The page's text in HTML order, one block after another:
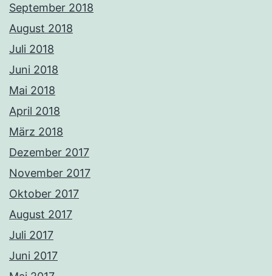
September 2018
August 2018
Juli 2018
Juni 2018
Mai 2018
April 2018
März 2018
Dezember 2017
November 2017
Oktober 2017
August 2017
Juli 2017
Juni 2017